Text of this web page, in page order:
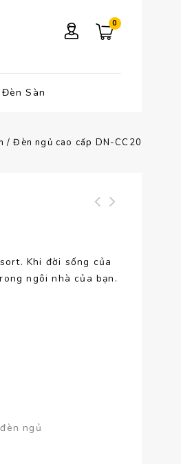
0
Đèn Sàn
/Đèn ngủ cao cấp DN-CC20
Khi đời sống của
ngôi nhà của bạn.
đèn ngủ